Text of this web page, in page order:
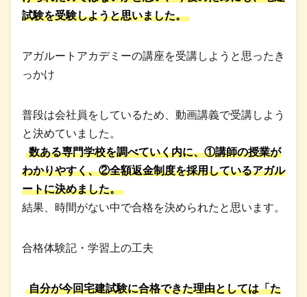
試験を受験しようと思いました。
アガルートアカデミーの講座を受講しようと思ったき
っかけ
普段は会社員をしているため、動画講義で受講しよう
と決めていました。
数ある専門学校を調べていく内に、①講師の授業が
わかりやすく、②全額返金制度を採用しているアガル
ートに決めました。
結果、時間がない中で合格を決められたと思います。
合格体験記・学習上の工夫
自分が今回宅建試験に合格できた理由としては「た